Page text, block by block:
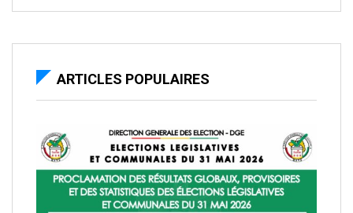
ARTICLES POPULAIRES